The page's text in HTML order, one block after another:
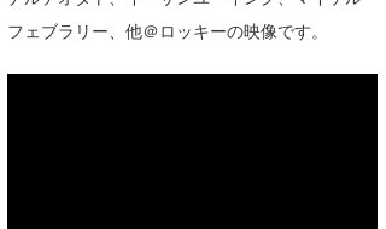
フェブラリー、他＠ロッキーの映像です。